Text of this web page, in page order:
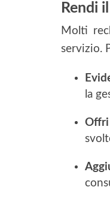
Rendi
Molti
servizio.
la
Offri